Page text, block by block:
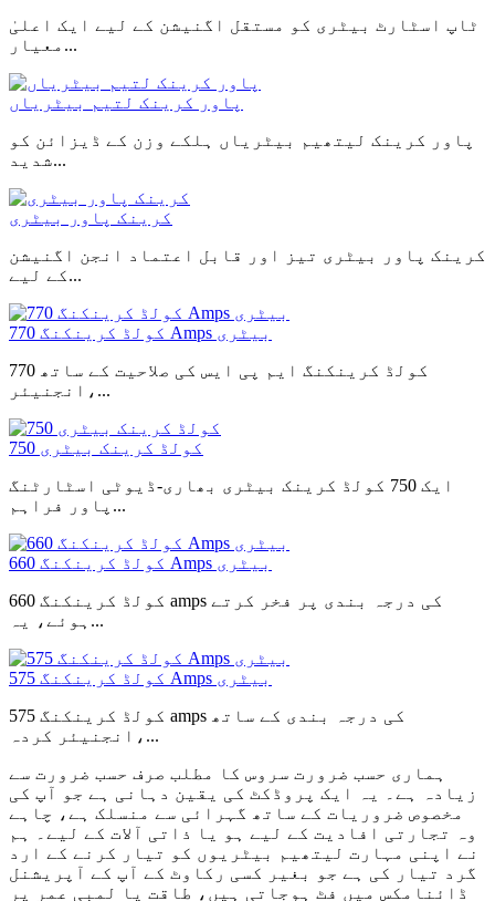
ٹاپ اسٹارٹ بیٹری کو مستقل اگنیشن کے لیے ایک اعلیٰ
معیار...
پاور کرینک لتیم بیٹریاں
پاور کرینک لیتھیم بیٹریاں ہلکے وزن کے ڈیزائن کو
شدید...
کرینک پاور بیٹری
کرینک پاور بیٹری تیز اور قابل اعتماد انجن اگنیشن
کے لیے...
770 کولڈ کرینکنگ Amps بیٹری
770 کولڈ کرینکنگ ایم پی ایس کی صلاحیت کے ساتھ
انجنیئر،...
750 کولڈ کرینک بیٹری
ایک 750 کولڈ کرینک بیٹری بھاری-ڈیوٹی اسٹارٹنگ
پاور فراہم...
660 کولڈ کرینکنگ Amps بیٹری
660 کولڈ کرینکنگ amps کی درجہ بندی پر فخر کرتے
ہوئے، یہ...
575 کولڈ کرینکنگ Amps بیٹری
575 کولڈ کرینکنگ amps کی درجہ بندی کے ساتھ
انجنیئر کردہ،...
ہماری حسب ضرورت سروس کا مطلب صرف حسب ضرورت سے
زیادہ ہے۔ یہ ایک پروڈکٹ کی یقین دہانی ہے جو آپ کی
مخصوص ضروریات کے ساتھ گہرائی سے منسلک ہے، چاہے
وہ تجارتی افادیت کے لیے ہو یا ذاتی آلات کے لیے۔ ہم
نے اپنی مہارت لیتھیم بیٹریوں کو تیار کرنے کے ارد
گرد تیار کی ہے جو بغیر کسی رکاوٹ کے آپ کے آپریشنل
ڈائنامکس میں فٹ ہوجاتی ہیں، طاقت یا لمبی عمر پر